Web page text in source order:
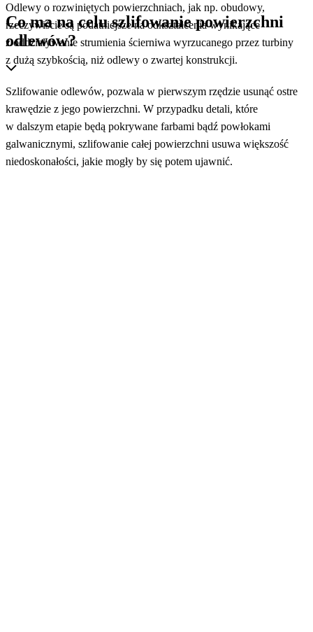
Odlewy o rozwiniętych powierzchniach, jak np. obudowy,
rzeczywiście są podatniejsze na odkształcenia wynikające
z oddziaływanie strumienia ścierniwa wyrzucanego przez turbiny
z dużą szybkością, niż odlewy o zwartej konstrukcji.
Co ma na celu szlifowanie powierzchni
odlewów?
Szlifowanie odlewów, pozwala w pierwszym rzędzie usunąć ostre
krawędzie z jego powierzchni. W przypadku detali, które
w dalszym etapie będą pokrywane farbami bądź powłokami
galwanicznymi, szlifowanie całej powierzchni usuwa większość
niedoskonałości, jakie mogły by się potem ujawnić.